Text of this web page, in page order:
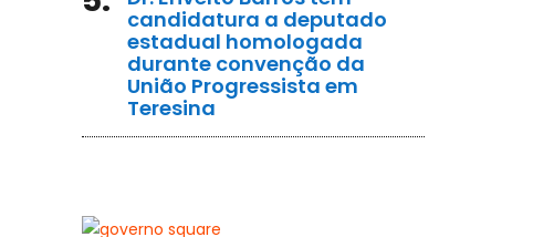
candidatura a deputado
estadual homologada
durante convenção da
União Progressista em
Teresina